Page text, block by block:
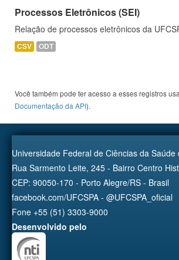
Processos Eletrônicos (SEI)
Relação de processos eletrônicos da
CSV ODT
Você também pode ter acesso a esses registros
Documentação da API).
Universidade Federal de Ciências da Saúde
Rua Sarmento Leite, 245 - Bairro Centro
CEP: 90050-170 - Porto Alegre/RS - Brasil
facebook.com/UFCSPA - @UFCSPA_oficial
Fone +55 (51) 3303-9000
Desenvolvido pelo